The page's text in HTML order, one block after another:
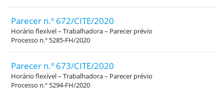
Parecer n.º 672/CITE/2020
Horário flexível – Trabalhadora – Parecer prévio
Processo n.º 5285-FH/2020
Parecer n.º 673/CITE/2020
Horário flexível – Trabalhadora – Parecer prévio
Processo n.º 5294-FH/2020